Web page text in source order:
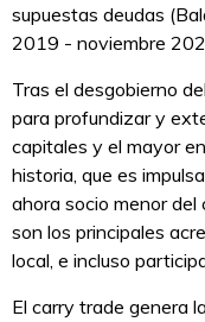
supuestas deudas
2019 - noviembre
Tras el desgobierno
para profundizar y
capitales y el mayor
historia, que es
ahora socio menor
son los principales
local, e incluso
El carry trade genera